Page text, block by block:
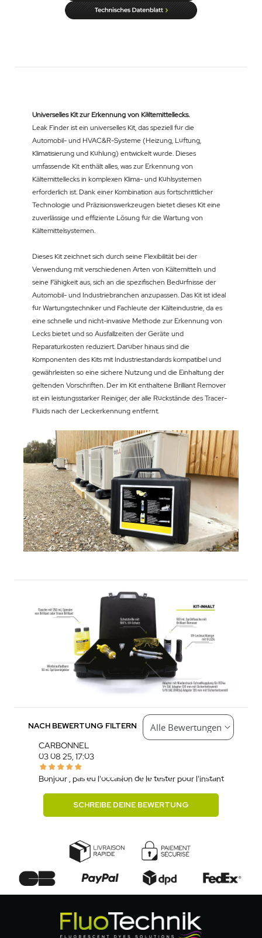
Universelles Kit zur Erkennung von Kältemittellecks.
Leak Finder ist ein universelles Kit, das speziell für die
Automobil- und HVAC&R-Systeme (Heizung, Lüftung,
Klimatisierung und Kühlung) entwickelt wurde. Dieses
umfassende Kit enthält alles, was zur Erkennung von
Kältemittellecks in komplexen Klima- und Kühlsystemen
erforderlich ist. Dank einer Kombination aus fortschrittlicher
Technologie und Präzisionswerkzeugen bietet dieses Kit eine
zuverlässige und effiziente Lösung für die Wartung von
Kältemittelsystemen.
Dieses Kit zeichnet sich durch seine Flexibilität bei der
Verwendung mit verschiedenen Arten von Kältemitteln und
seine Fähigkeit aus, sich an die spezifischen Bedürfnisse der
Automobil- und Industriebranchen anzupassen. Das Kit ist ideal
für Wartungstechniker und Fachleute der Kälteindustrie, da es
eine schnelle und nicht-invasive Methode zur Erkennung von
Lecks bietet und so Ausfallzeiten der Geräte und
Reparaturkosten reduziert. Darüber hinaus sind die
Komponenten des Kits mit Industriestandards kompatibel und
gewährleisten so eine sichere Nutzung und die Einhaltung der
geltenden Vorschriften. Der im Kit enthaltene Brilliant Remover
ist ein leistungsstarker Reiniger, der alle Rückstände des Tracer-
Fluids nach der Leckerkennung entfernt.
NACH BEWERTUNG FILTERN
CARBONNEL
03.08.25, 17:03
Bonjour , pas eu l'occasion de le tester pour l'instant
SCHREIBE DEINE BEWERTUNG